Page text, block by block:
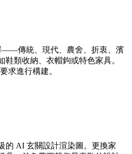
——傳統、現代、農舍、折衷、濱
類收納、衣帽鉤或特色家具。
求進行構建。
的 AI 玄關設計渲染圖。更換家